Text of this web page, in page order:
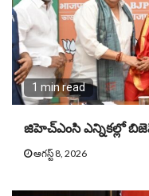
1 min read
జిహెచ్ఎంసి ఎన్నికల్లో
ఆగస్ట్ 8, 2026